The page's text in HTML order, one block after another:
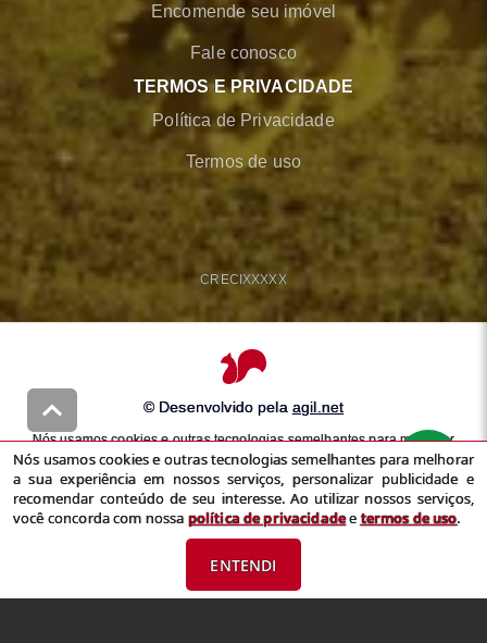
Encomende seu imóvel
Fale conosco
TERMOS E PRIVACIDADE
Política de Privacidade
Termos de uso
CRECIXXXXX
© Desenvolvido pela agil.net
Nós usamos cookies e outras tecnologias semelhantes para melhorar
a sua experiência em nossos serviços, personalizar publicidade e
recomendar conteúdo de seu interesse. Ao utilizar nossos serviços,
você concorda com nossapolítica de privacidadeetermos de uso
Nós usamos cookies e outras tecnologias semelhantes para melhorar
a sua experiência em nossos serviços, personalizar publicidade e
recomendar conteúdo de seu interesse. Ao utilizar nossos serviços,
você concorda com nossa política de privacidadeetermos de uso.
ENTENDI